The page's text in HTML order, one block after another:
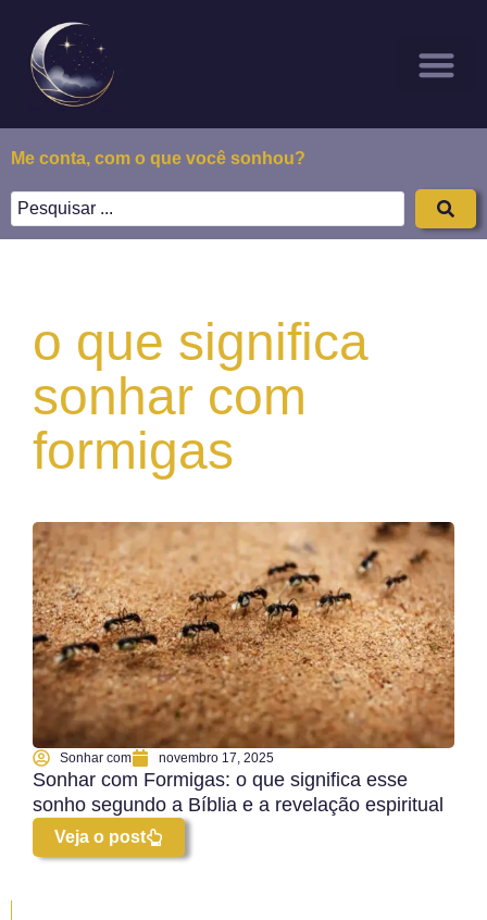
Me conta, com o que você sonhou?
o que significa
sonhar com
formigas
Sonhar com novembro 17, 2025
Sonhar com Formigas: o que significa esse
sonho segundo a Bíblia e a revelação espiritual
Veja o post